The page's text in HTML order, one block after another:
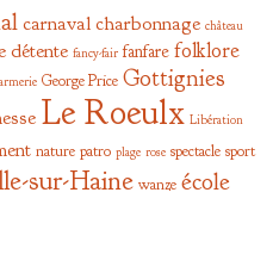
carnavalcharbonnage château
détente fancy-fair fanfare folklore
George Price Gottignies
Le Roeulx Libération
nature patro plage rose spectacle sport
sur-Haine wanze école